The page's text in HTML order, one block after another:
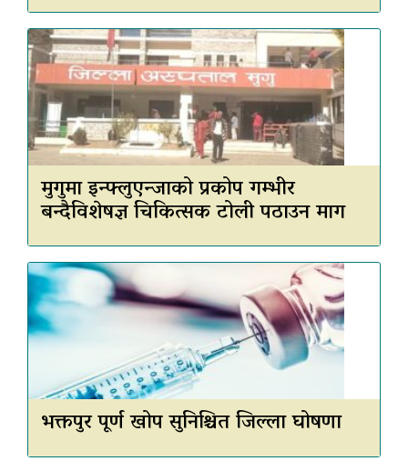
मुगुमा इन्फ्लुएन्जाको प्रकोप गम्भीर
बन्दैविशेषज्ञ चिकित्सक टोली पठाउन माग
भक्तपुर पूर्ण खोप सुनिश्चित जिल्ला घोषणा